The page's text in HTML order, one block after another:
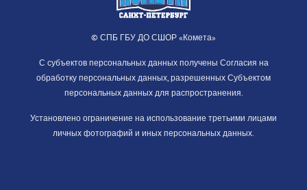
© СПБ ГБУ ДО СШОР «Комета»
С субъектов персональных данных получены Согласия на
обработку персональных данных, разрешенных Субъектом
персональных данных для распространения.
Установлено ограничение на использование третьими лицами
личных фотографий и иных персональных данных.